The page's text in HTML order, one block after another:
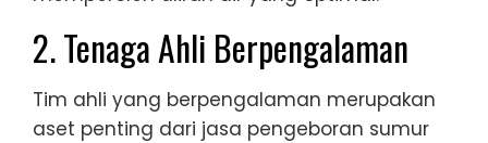
2. Tenaga Ahli Berpengalaman
Tim ahli yang berpengalaman merupakan
aset penting dari jasa pengeboran sumur